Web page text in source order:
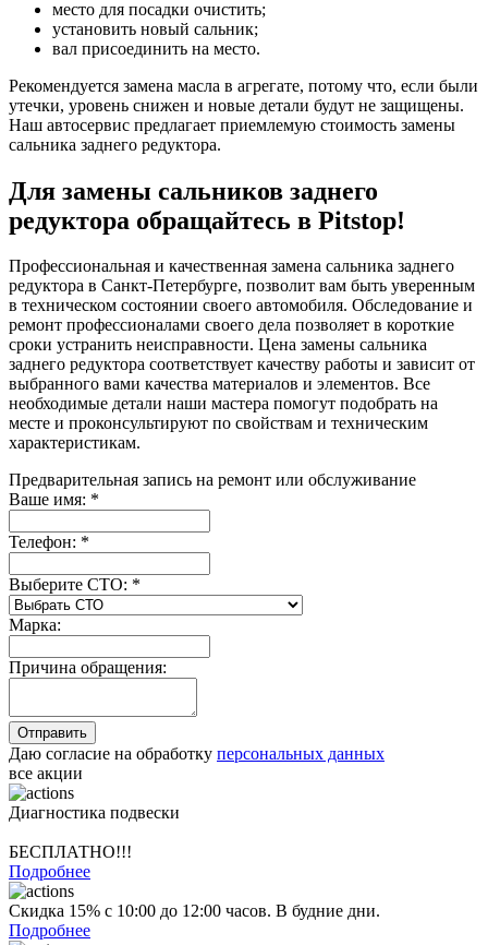
место для посадки очистить;
установить новый сальник;
вал присоединить на место.
Рекомендуется замена масла в агрегате, потому что, если были
утечки, уровень снижен и новые детали будут не защищены.
Наш автосервис предлагает приемлемую стоимость замены
сальника заднего редуктора.
Для замены сальников заднего
редуктора обращайтесь в Pitstop!
Профессиональная и качественная замена сальника заднего
редуктора в Санкт-Петербурге, позволит вам быть уверенным
в техническом состоянии своего автомобиля. Обследование и
ремонт профессионалами своего дела позволяет в короткие
сроки устранить неисправности. Цена замены сальника
заднего редуктора соответствует качеству работы и зависит от
выбранного вами качества материалов и элементов. Все
необходимые детали наши мастера помогут подобрать на
месте и проконсультируют по свойствам и техническим
характеристикам.
Предварительная запись на ремонт или обслуживание
Ваше имя: *
Телефон: *
Выберите СТО: *
Марка:
Причина обращения:
Даю согласие на обработку персональных данных
все акции
Диагностика подвески
БЕСПЛАТНО!!!
Подробнее
Скидка 15% с 10:00 до 12:00 часов. В будние дни.
Подробнее